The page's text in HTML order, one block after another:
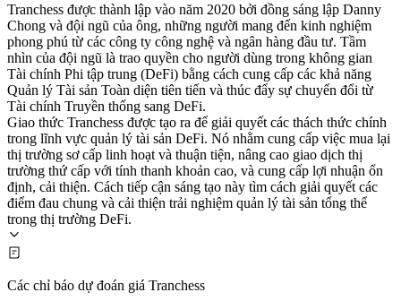
Tranchess được thành lập vào năm 2020 bởi đồng sáng lập Danny
Chong và đội ngũ của ông, những người mang đến kinh nghiệm
phong phú từ các công ty công nghệ và ngân hàng đầu tư. Tầm
nhìn của đội ngũ là trao quyền cho người dùng trong không gian
Tài chính Phi tập trung (DeFi) bằng cách cung cấp các khả năng
Quản lý Tài sản Toàn diện tiên tiến và thúc đẩy sự chuyển đổi từ
Tài chính Truyền thống sang DeFi.
Giao thức Tranchess được tạo ra để giải quyết các thách thức chính
trong lĩnh vực quản lý tài sản DeFi. Nó nhằm cung cấp việc mua lại
thị trường sơ cấp linh hoạt và thuận tiện, nâng cao giao dịch thị
trường thứ cấp với tính thanh khoản cao, và cung cấp lợi nhuận ổn
định, cải thiện. Cách tiếp cận sáng tạo này tìm cách giải quyết các
điểm đau chung và cải thiện trải nghiệm quản lý tài sản tổng thể
trong thị trường DeFi.
Các chỉ báo dự đoán giá Tranchess